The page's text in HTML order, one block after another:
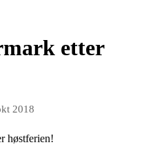
etter
2018
høstferien!